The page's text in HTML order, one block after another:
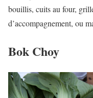
bouillis, cuits au four,
d’accompagnement, ou
Bok Choy